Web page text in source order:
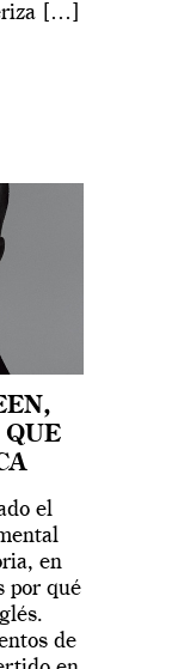
[…]
QUE
el
en
por qué
de